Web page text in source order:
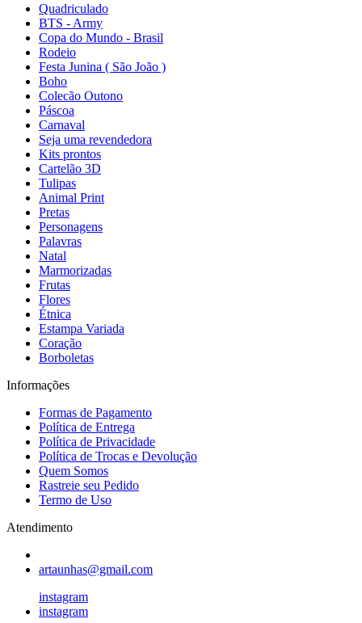
Quadriculado
BTS - Army
Copa do Mundo - Brasil
Rodeio
Festa Junina ( São João )
Boho
Colecão Outono
Páscoa
Carnaval
Seja uma revendedora
Kits prontos
Cartelão 3D
Tulipas
Animal Print
Pretas
Personagens
Palavras
Natal
Marmorizadas
Frutas
Flores
Étnica
Estampa Variada
Coração
Borboletas
Informações
Formas de Pagamento
Política de Entrega
Política de Privacidade
Política de Trocas e Devolução
Quem Somos
Rastreie seu Pedido
Termo de Uso
Atendimento
artaunhas@gmail.com
instagram
instagram